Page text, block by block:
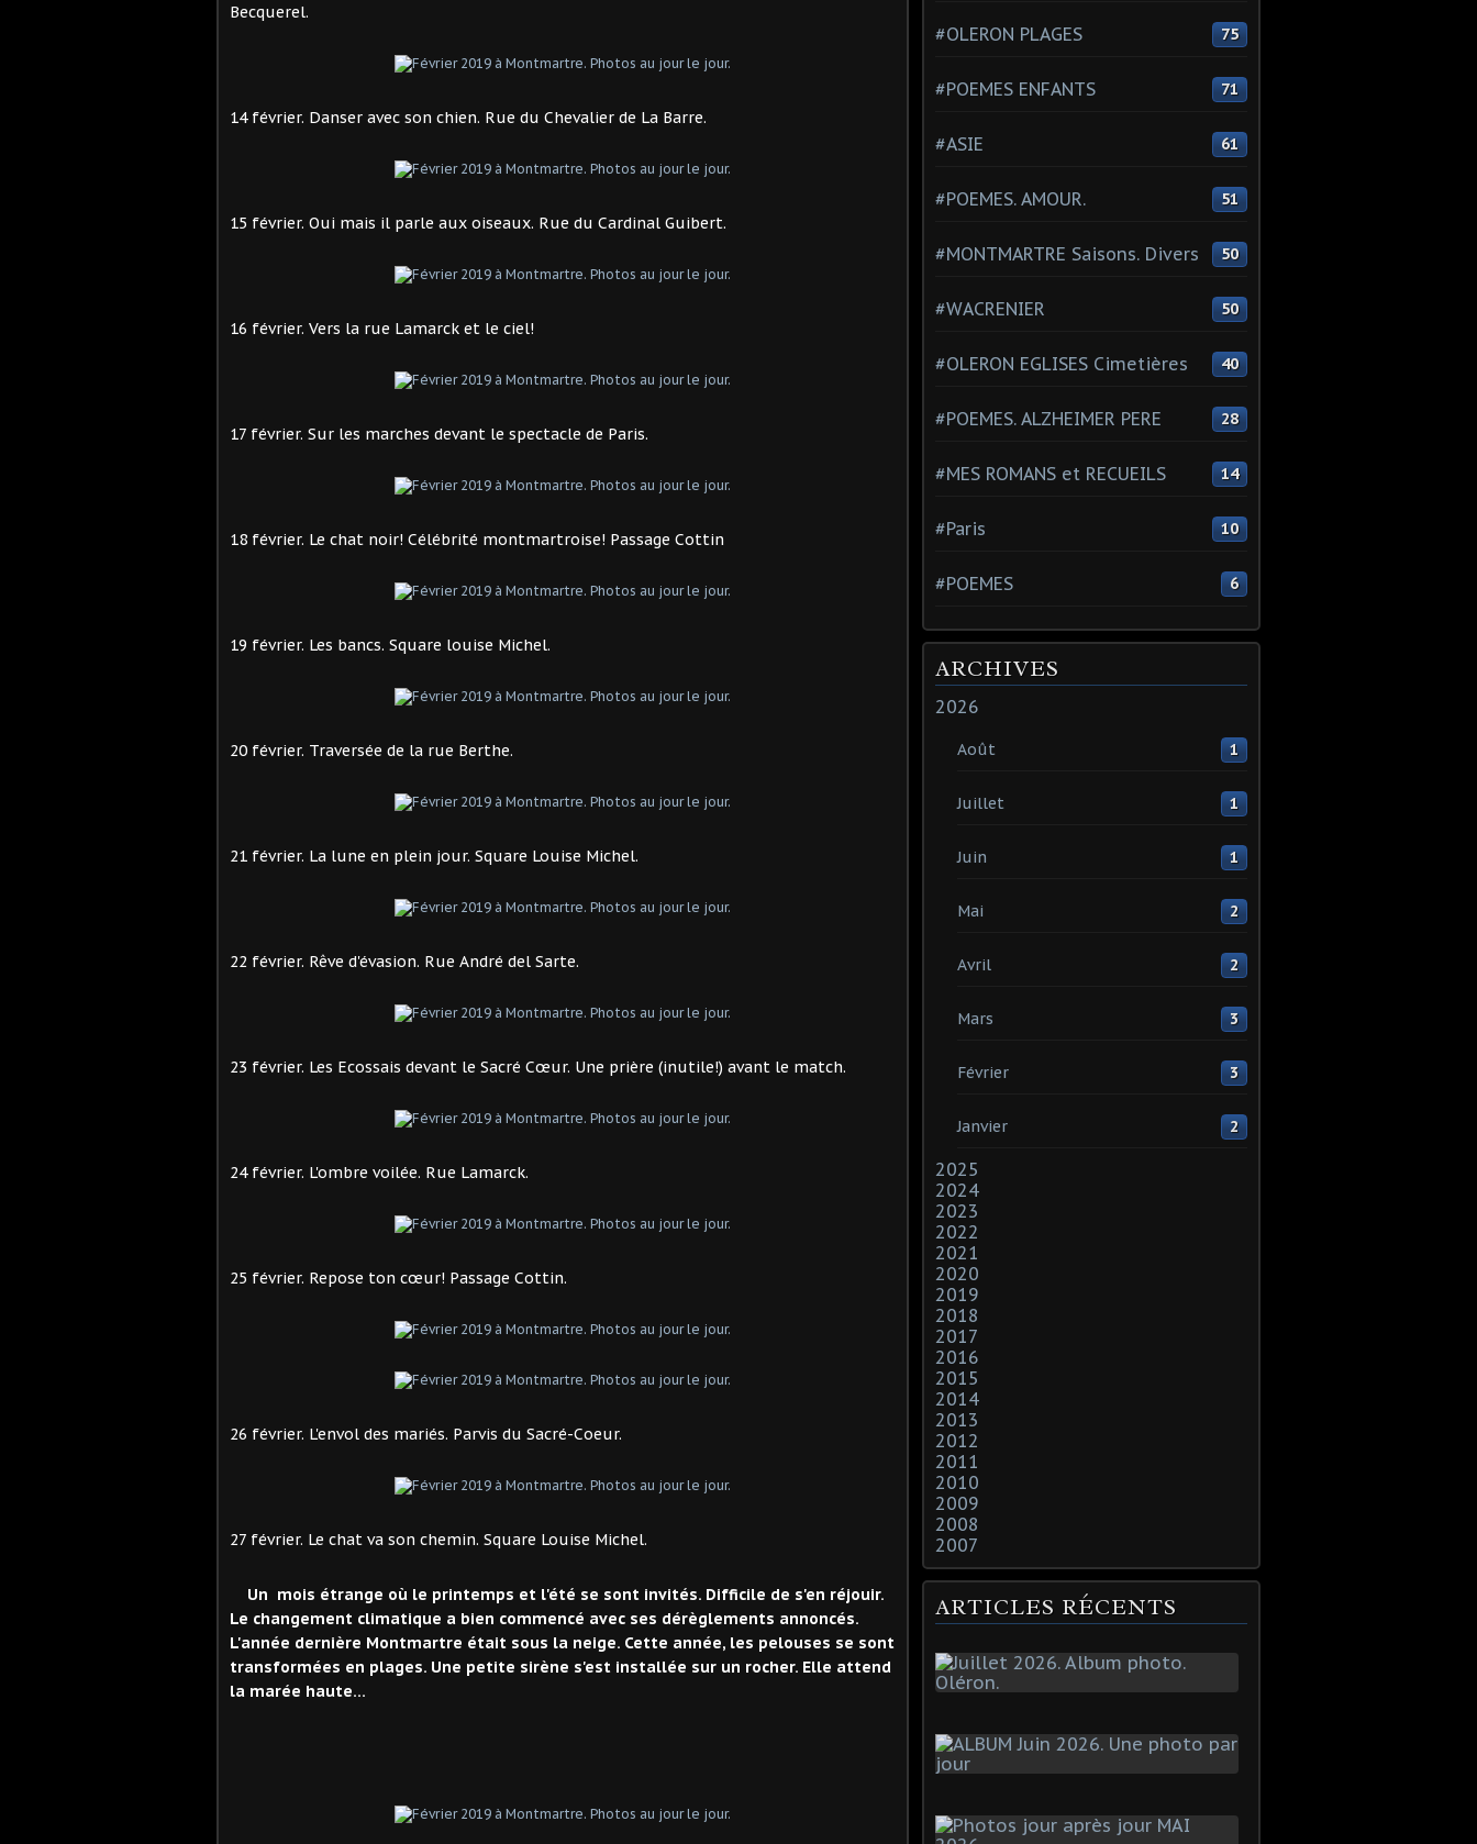
Becquerel.
14 février. Danser avec son chien. Rue du Chevalier de La Barre.
15 février. Oui mais il parle aux oiseaux. Rue du Cardinal Guibert.
16 février. Vers la rue Lamarck et le ciel!
17 février. Sur les marches devant le spectacle de Paris.
18 février. Le chat noir! Célébrité montmartroise! Passage Cottin
19 février. Les bancs. Square louise Michel.
20 février. Traversée de la rue Berthe.
21 février. La lune en plein jour. Square Louise Michel.
22 février. Rêve d'évasion. Rue André del Sarte.
23 février. Les Ecossais devant le Sacré Cœur. Une prière (inutile!) avant le match.
24 février. L'ombre voilée. Rue Lamarck.
25 février. Repose ton cœur! Passage Cottin.
26 février. L'envol des mariés. Parvis du Sacré-Coeur.
27 février. Le chat va son chemin. Square Louise Michel.
Un mois étrange où le printemps et l'été se sont invités. Difficile de s'en réjouir.
Le changement climatique a bien commencé avec ses dérèglements annoncés.
L'année dernière Montmartre était sous la neige. Cette année, les pelouses se sont
transformées en plages. Une petite sirène s'est installée sur un rocher. Elle attend
la marée haute…
#OLERON PLAGES 75
#POEMES ENFANTS 71
#ASIE 61
#POEMES. AMOUR. 51
#MONTMARTRE Saisons. Divers 50
#WACRENIER 50
#OLERON EGLISES Cimetières 40
#POEMES. ALZHEIMER PERE 28
#MES ROMANS et RECUEILS 14
#Paris 10
#POEMES 6
ARCHIVES
2026
Août 1
Juillet 1
Juin 1
Mai 2
Avril 2
Mars 3
Février 3
Janvier 2
2025
2024
2023
2022
2021
2020
2019
2018
2017
2016
2015
2014
2013
2012
2011
2010
2009
2008
2007
ARTICLES RÉCENTS